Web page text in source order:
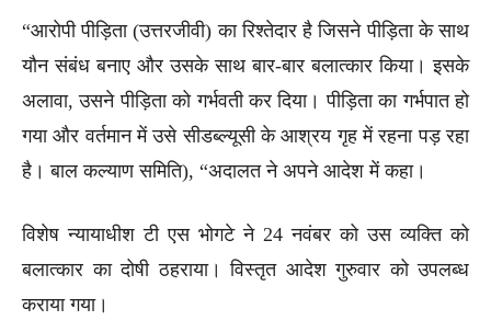
“आरोपी पीड़िता (उत्तरजीवी) का रिश्तेदार है जिसने पीड़िता के साथ
यौन संबंध बनाए और उसके साथ बार-बार बलात्कार किया। इसके
अलावा, उसने पीड़िता को गर्भवती कर दिया। पीड़िता का गर्भपात हो
गया और वर्तमान में उसे सीडब्ल्यूसी के आश्रय गृह में रहना पड़ रहा
है। बाल कल्याण समिति), “अदालत ने अपने आदेश में कहा।
विशेष न्यायाधीश टी एस भोगटे ने 24 नवंबर को उस व्यक्ति को
बलात्कार का दोषी ठहराया। विस्तृत आदेश गुरुवार को उपलब्ध
कराया गया।